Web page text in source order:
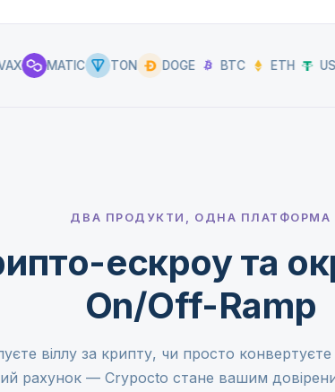
MATIC TON DOGE BTC ETH USDT
ДВА ПРОДУКТИ, ОДНА ПЛАТФОРМА
ескроу та
On/Off-Ramp
віллу за крипту, чи просто
рахунок — Crypocto стане вашим